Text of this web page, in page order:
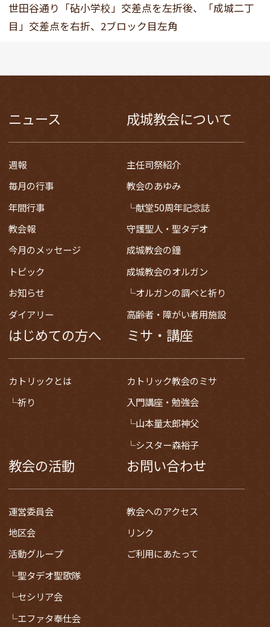
世田谷通り「砧小学校」交差点を左折後、「成城二丁
目」交差点を右折、2ブロック目左角
ニュース
週報
毎月の行事
年間行事
教会報
今月のメッセージ
トピック
お知らせ
ダイアリー
成城教会について
主任司祭紹介
教会のあゆみ
献堂50周年記念誌
守護聖人・聖タデオ
成城教会の鐘
成城教会のオルガン
オルガンの調べと祈り
高齢者・障がい者用施設
はじめての方へ
カトリックとは
祈り
ミサ・講座
カトリック教会のミサ
入門講座・勉強会
山本量太郎神父
シスター森裕子
教会の活動
運営委員会
地区会
活動グループ
聖タデオ聖歌隊
セシリア会
エファタ奉仕会
お問い合わせ
教会へのアクセス
リンク
ご利用にあたって